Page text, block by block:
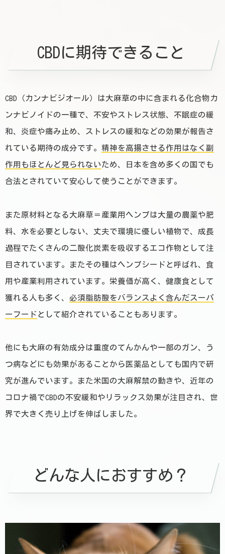
CBDに期待できること
CBD（カンナビジオール）は大麻草の中に含まれる化合物カ
ンナビノイドの一種で、不安やストレス状態、不眠症の緩
和、炎症や痛み止め、ストレスの緩和などの効果が報告さ
れている期待の成分です。 精神を高揚させる作用はなく副
作用もほとんど見られないため、日本を含め多くの国でも
合法とされていて安心して使うことができます。
また原材料となる大麻草＝産業用ヘンプは大量の農薬や肥
料、水を必要としない、丈夫で環境に優しい植物で、成長
過程でたくさんの二酸化炭素を吸収するエコ作物として注
目されています。またその種はヘンプシードと呼ばれ、食
用や産業利用されています。栄養価が高く、健康食として
獲れる人も多く、 必須脂肪酸をバランスよく含んだスーパ
ーフード として紹介されていることもあります。
他にも大麻の有効成分は重度のてんかんや一部のガン、う
つ病などにも効果があることから医薬品としても国内で研
究が進んでいます。また米国の大麻解禁の動きや、近年の
コロナ禍でCBDの不安緩和やリラックス効果が注目され、世
界で大きく売り上げを伸ばしました。
どんな人におすすめ？